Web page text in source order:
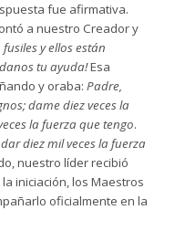
fue afirmativa.
a nuestro Creador y
y ellos están
tu ayuda!Esa
y oraba: Padre,
dame diez veces la
la fuerza que tengo.
diez mil veces la fuerza
nuestro líder recibió
iniciación, los Maestros
oficialmente en la